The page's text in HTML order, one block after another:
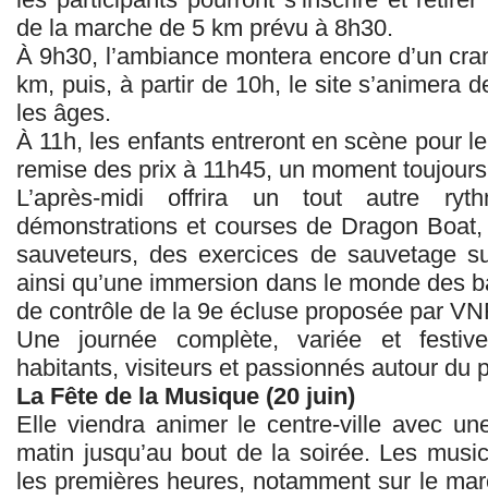
de la marche de 5 km prévu à 8h30.
À 9h30, l’ambiance montera encore d’un
km, puis, à partir de 10h, le site s’animera
les âges.
À 11h, les enfants entreront en scène pour
remise des prix à 11h45, un moment
L’après‑midi offrira un tout autre
démonstrations et courses de Dragon
sauveteurs, des exercices de sauvetage
ainsi qu’une immersion dans le monde des
de contrôle de la 9e écluse proposée par
Une journée complète, variée et
habitants, visiteurs et passionnés autour du
La Fête de la Musique (20 juin)
Elle viendra animer le centre‑ville avec
matin jusqu’au bout de la soirée. Les
les premières heures, notamment sur le